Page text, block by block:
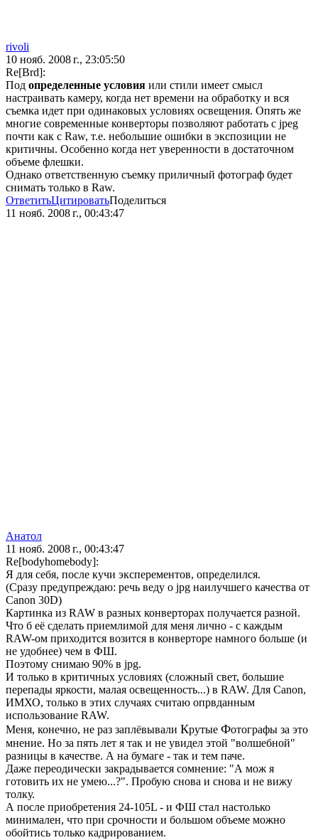
rivoli
10 нояб. 2008 г., 23:05:50
Re[Brd]:
Под определенные условия или стили имеет смысл
настраивать камеру, когда нет времени на обработку и вся
съемка идет при одинаковых условиях освещения. Опять же
многие современные конверторы позволяют работать с jpeg
почти как с Raw, т.е. небольшие ошибки в экспозиции не
критичны. Особенно когда нет уверенности в достаточном
объеме флешки.
Однако ответственную съемку приличный фотограф будет
снимать только в Raw.
ОтветитьЦитироватьПоделиться
11 нояб. 2008 г., 00:43:47
Анатол
11 нояб. 2008 г., 00:43:47
Re[bodyhomebody]:
Я для себя, после кучи эксперементов, определился.
(Сразу предупреждаю: речь веду о jpg наилучшего качества от
Canon 30D)
Картинка из RAW в разных конверторах получается разной.
Что б её сделать приемлимой для меня лично - с каждым
RAW-ом приходится возится в конверторе намного больше (и
не удобнее) чем в ФШ.
Поэтому снимаю 90% в jpg.
И только в критичных условиях (сложный свет, большие
перепады яркости, малая освещенность...) в RAW. Для Canon,
ИМХО, только в этих случаях считаю опрвданным
использование RAW.
Меня, конечно, не раз заплёвывали Крутые Фотографы за это
мнение. Но за пять лет я так и не увидел этой "волшебной"
разницы в качестве. А на бумаге - так и тем паче.
Даже переодически закрадывается сомнение: "А мож я
готовить их не умею...?". Пробую снова и снова и не вижу
толку.
А после приобретения 24-105L - и ФШ стал настолько
минимален, что при срочности и большом объеме можно
обойтись только кадрированием.